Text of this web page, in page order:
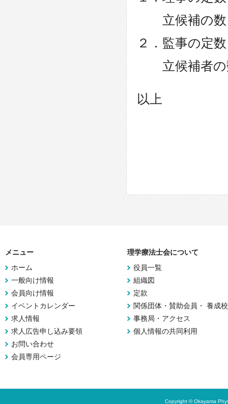
立候補の
２．監事の
立候補者
以上
メニュー
ホーム
一般向け情報
会員向け情報
イベントカレンダー
求人情報
求人広告申し込み要領
お問い合わせ
会員専用ページ
理学療法士会について
役員一覧
組織図
定款
関係団体・賛助会員・ 養成校
事務局・アクセス
個人情報の共同利用
Copyright © Okayama